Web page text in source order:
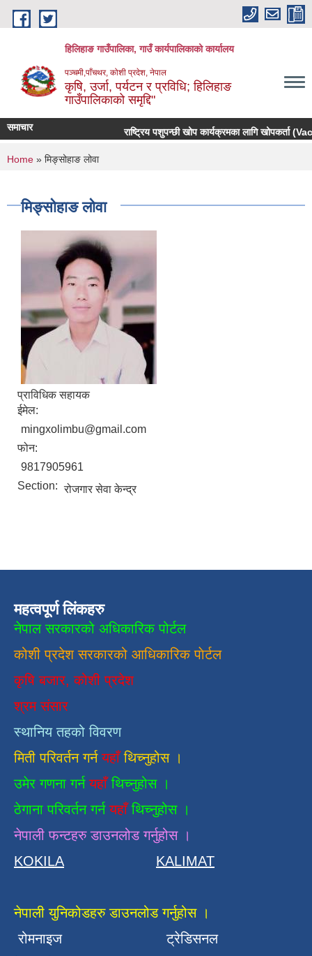
Skip to main content
हिलिहाङ गाउँपालिका, गाउँ कार्यपालिकाको कार्यालय
पञ्चमी,पाँचथर, कोशी प्रदेश, नेपाल
कृषि, उर्जा, पर्यटन र प्रविधि; हिलिहाङ
गाउँपालिकाको समृद्दि"
समाचार राष्ट्रिय पशुपन्छी खोप कार्यक्रमका लागि खोपकर्ता
You are here
Home » मिङ्सोहाङ लोवा
मिङ्सोहाङ लोवा
प्राविधिक सहायक
ईमेल:
mingxolimbu@gmail.com
फोन:
9817905961
Section: रोजगार सेवा केन्द्र
महत्वपूर्ण लिंकहरु
नेपाल सरकारको अधिकारिक पोर्टल
कोशी प्रदेश सरकारको आधिकारिकपाेर्टल
कृषि बजार, कोशी प्रदेश
श्रम संसार
स्थानिय तहको विवरण
मिती परिवर्तन गर्न यहाँ थिच्नुहोस ।
उमेर गणना गर्नयहाँथिच्नुहोस ।
ठेगाना परिवर्तन गर्नयहाँ थिच्नुहोस ।
नेपाली फन्टहरु डाउनलोड गर्नुहोस ।
KOKILA
KALIMAT
नेपाली युनिकोडहरु डाउनलोड गर्नुहोस ।
रोमनाइज
ट्रेडिसनल